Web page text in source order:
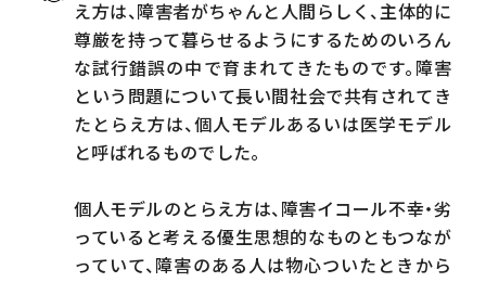
え方は、障害者がちゃんと人間らしく、主体的に
尊厳を持って暮らせるようにするためのいろん
な試行錯誤の中で育まれてきたものです。障害
という問題について長い間社会で共有されてき
たとらえ方は、個人モデルあるいは医学モデル
と呼ばれるものでした。
個人モデルのとらえ方は、障害イコール不幸・劣
っていると考える優生思想的なものともつなが
っていて、障害のある人は物心ついたときから